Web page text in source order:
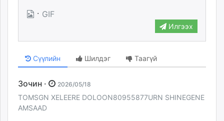
· GIF
Илгээх
Сүүлийн Шилдэг Таагүй
Зочин · 2026/05/18
TOMSGN XELEERE DOLOON80955877URN SHINEGENE
AMSAAD